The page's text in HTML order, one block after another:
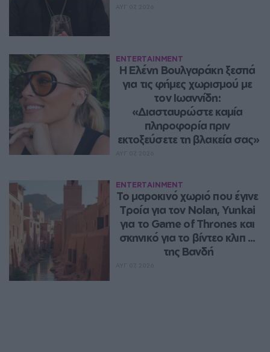
ENTERTAINMENT
Η Ελένη Βουλγαράκη ξεσπά
για τις φήμες χωρισμού με
τον Ιωαννίδη:
«Διασταυρώστε καμία
πληροφορία πριν
εκτοξεύσετε τη βλακεία σας»
ENTERTAINMENT
Το μαροκινό χωριό που έγινε
Τροία για τον Nolan, Yunkai
για το Game of Thrones και
σκηνικό για το βίντεο κλιπ ...
της Βανδή